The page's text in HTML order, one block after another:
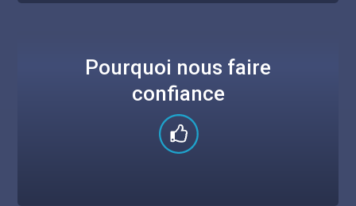
Pourquoi nous faire
confiance